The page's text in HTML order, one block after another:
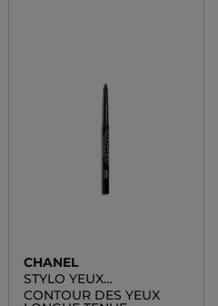
CHANEL
STYLO YEUX
WATERPROOF
CONTOUR DES YEUX